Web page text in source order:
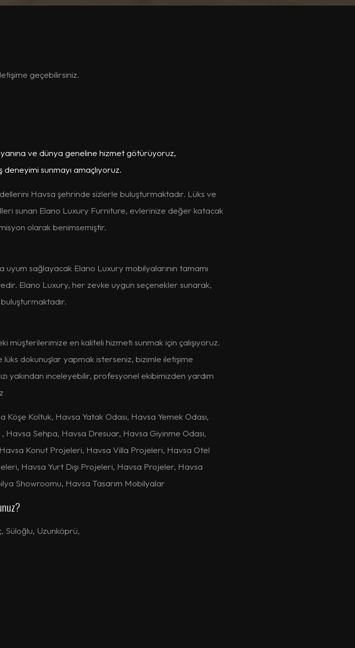
geçebilirsiniz.
ve dünya geneline hizmet götürüyoruz,
sunmayı amaçlıyoruz.
Havsa şehrinde sizlerle buluşturmaktadır. Lüks ve
sunan Elano Luxury Furniture, evlerinize değer katacak
olarak benimsemiştir.
sağlayacak Elano Luxury mobilyalarının tamamı
Elano Luxury, her zevke uygun seçenekler sunarak,
en kaliteli hizmeti sunmak için çalışıyoruz.
lüks dokunuşlar yapmak isterseniz, bizimle iletişime
yakından inceleyebilir, profesyonel ekibimizden yardım
Köşe Koltuk, Havsa Yatak Odası, Havsa Yemek Odası,
Sehpa, Havsa Dresuar, Havsa Giyinme Odası,
Konut Projeleri, Havsa Villa Projeleri, Havsa Otel
Havsa Yurt Dışı Projeleri, Havsa Projeler, Havsa
Showroomu, Havsa Tasarım Mobilyalar
, Süloğlu, Uzunköprü,